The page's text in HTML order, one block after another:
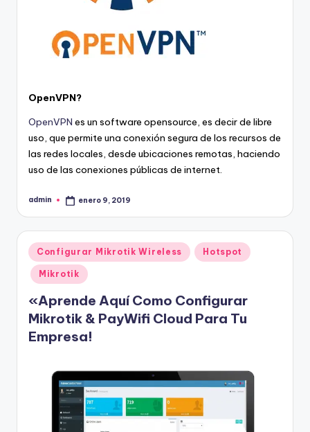
OpenVPN?
OpenVPN es un software opensource, es decir de libre
uso, que permite una conexión segura de los recursos de
las redes locales, desde ubicaciones remotas, haciendo
uso de las conexiones públicas de internet.
Publicado
admin enero 9, 2019
Publicado
en
Configurar Mikrotik Wireless Hotspot
Mikrotik
«Aprende Aquí Como Configurar
Mikrotik & PayWifi Cloud Para Tu
Empresa!